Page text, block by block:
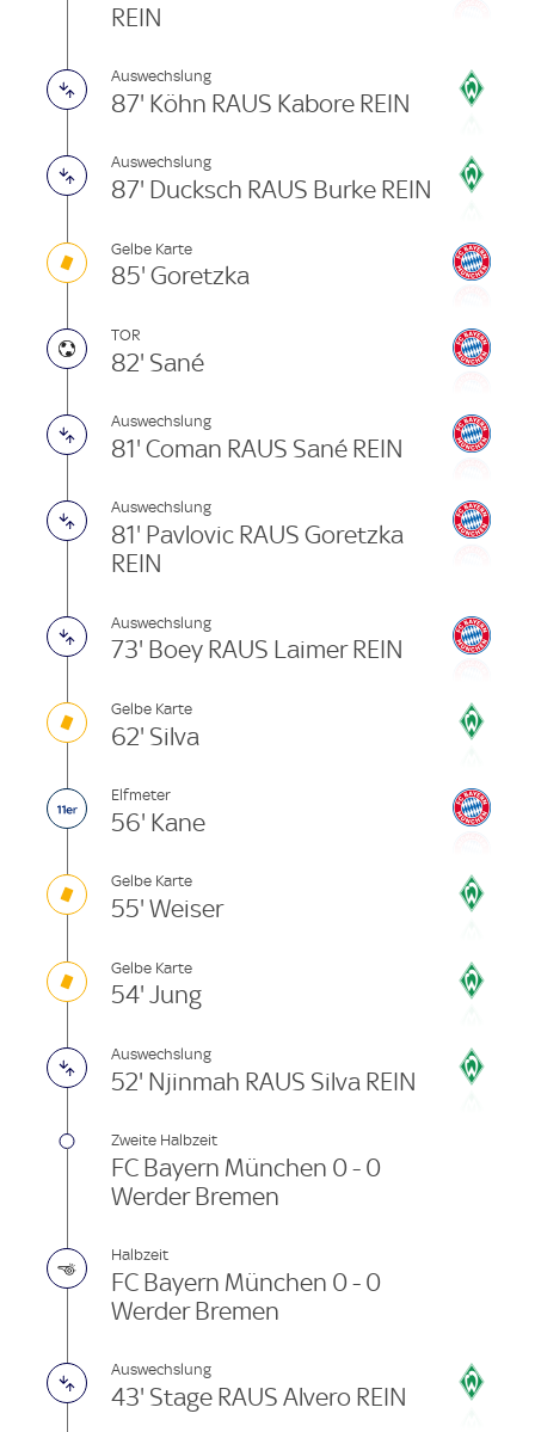
REIN
Auswechslung
87' Köhn RAUS Kabore REIN
Auswechslung
87' Ducksch RAUS Burke REIN
Gelbe Karte
85' Goretzka
TOR
82' Sané
Auswechslung
81' Coman RAUS Sané REIN
Auswechslung
81' Pavlovic RAUS Goretzka
REIN
Auswechslung
73' Boey RAUS Laimer REIN
Gelbe Karte
62' Silva
Elfmeter
56' Kane
Gelbe Karte
55' Weiser
Gelbe Karte
54' Jung
Auswechslung
52' Njinmah RAUS Silva REIN
Zweite Halbzeit
FC Bayern München 0 - 0
Werder Bremen
Halbzeit
FC Bayern München 0 - 0
Werder Bremen
Auswechslung
43' Stage RAUS Alvero REIN